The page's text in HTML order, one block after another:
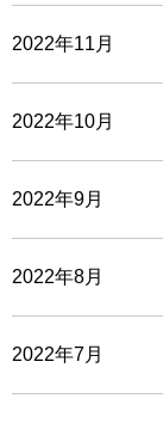
2022年11月
2022年10月
2022年9月
2022年8月
2022年7月